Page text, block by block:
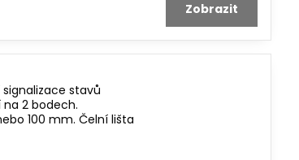
Zobrazit
signalizace stavů
na 2 bodech.
100 mm. Čelní lišta